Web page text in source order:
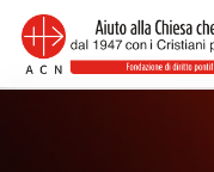
Skip
main